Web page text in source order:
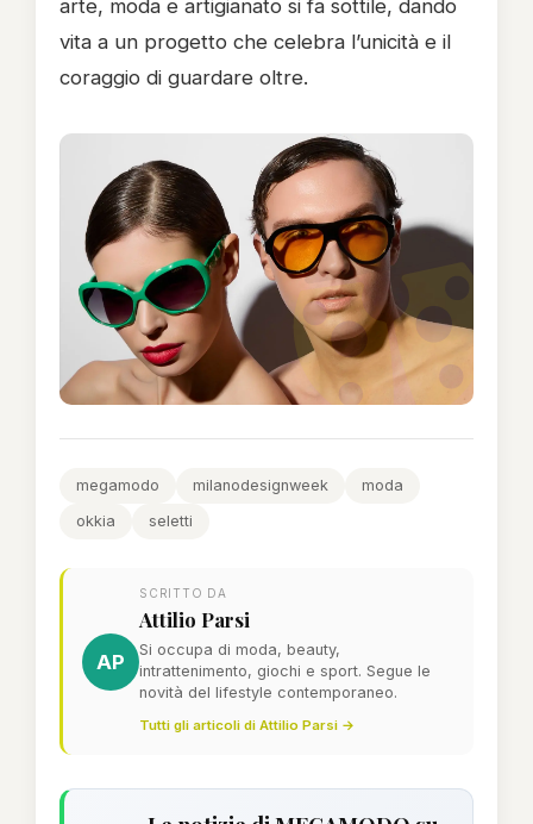
arte, moda e artigianato si fa sottile, dando
vita a un progetto che celebra l’unicità e il
coraggio di guardare oltre.
megamodo milanodesignweek
moda
okkia
seletti
AP
SCRITTO DA
Attilio Parsi
Si occupa di moda, beauty,
intrattenimento, giochi e sport. Segue le
novità del lifestyle contemporaneo.
Tutti gli articoli di Attilio Parsi →